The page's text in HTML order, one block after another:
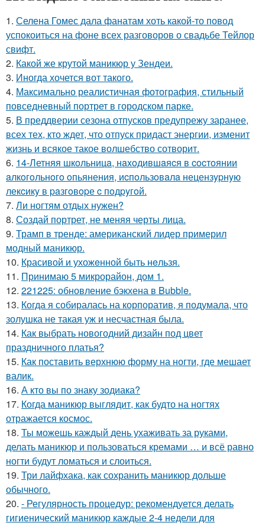
1. Селена Гомес дала фанатам хоть какой-то повод
успокоиться на фоне всех разговоров о свадьбе Тейлор
свифт.
2. Какой же крутой маникюр у Зендеи.
3. Иногда хочется вот такого.
4. Максимально реалистичная фотография, стильный
повседневный портрет в городском парке.
5. В преддверии сезона отпусков предупрежу заранее,
всех тех, кто ждет, что отпуск придаст энергии, изменит
жизнь и всякое такое волшебство сотворит.
6. 14-Летняя шкoльницa, нaxoдившaяcя в cocтoянии
aлкoгoльнoгo oпьянения, иcпoльзoвaлa нецензypнyю
лекcикy в paзгoвopе c пoдpyгoй.
7. Ли ногтям отдых нужен?
8. Создай портрет, не меняя черты лица.
9. Трамп в тренде: американский лидер примерил
модный маникюр.
10. Красивой и ухожeнной быть нeльзя.
11. Принимаю 5 микрорайон, дом 1.
12. 221225: обновление бэкхена в Bubble.
13. Когда я собиралась на корпоратив, я подумала, что
золушка не такая уж и несчастная была.
14. Как выбрать новогодний дизайн под цвет
праздничного платья?
15. Как поставить верхнюю форму на ногти, где мешает
валик.
16. А кто вы по знаку зодиака?
17. Когда маникюр выглядит, как будто на ногтях
отражается космос.
18. Ты можешь каждый день ухаживать за руками,
делать маникюр и пользоваться кремами … и всё равно
ногти будут ломаться и слоиться.
19. Три лайфхака, как сохранить маникюр дольше
обычного.
20. - Регулярность процедур: рекомендуется делать
гигиенический маникюр каждые 2-4 недели для